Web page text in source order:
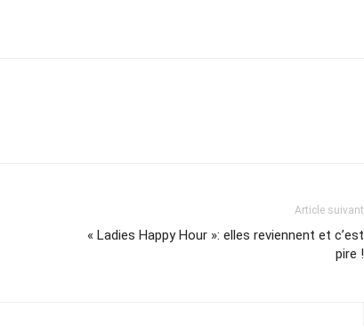
Article suivant
« Ladies Happy Hour »: elles reviennent et c’est
pire !